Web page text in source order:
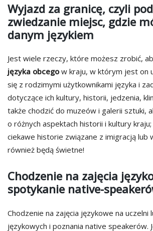
Wyjazd za granicę, czyli
zwiedzanie miejsc, gdzie
danym językiem
Jest wiele rzeczy, które możesz zrobić,
języka obcegow kraju, w którym jest on
się z rodzimymi użytkownikami języka i
dotyczące ich kultury, historii, jedzenia,
także chodzić do muzeów i galerii sztuki,
o różnych aspektach historii i kultury
ciekawe historie związane z imigracją lub
również będą świetne!
Chodzenie na zajęcia
spotykanie native-
Chodzenie na zajęcia językowe na uczelni
językowych i poznania native speakerów.